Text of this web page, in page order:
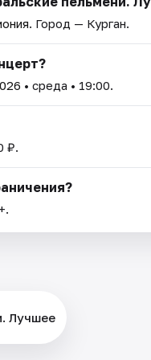
. Город — Курган.
• среда • 19:00.
₽.
Лучшее